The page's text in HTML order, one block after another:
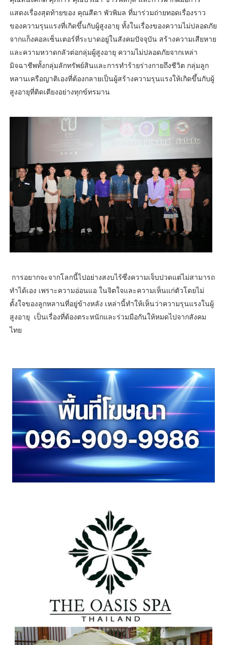
แสดงเรื่องสุดท้ายของ คุณสีดา พัวพิมล ที่มาร่วมถ่ายทอดเรื่องราว
ของความรุนแรงที่เกิดขึ้นกับผู้สูงอายุ ทั้งในเรื่องของความไม่ปลอดภัย
จากแก็งคอลเซ็นเตอร์ที่ระบาดอยู่ในสังคมปัจจุบัน สร้างความเสียหาย
และความหวาดกลัวต่อกลุ่มผู้สูงอายุ ความไม่ปลอดภัยจากเหล่า
มิจฉาชีพทั้งกลุ่มลักทรัพย์สินและการทำร้ายร่างกายถึงชีวิต กลุ่มลูก
หลานเครือญาติเองที่ต้องกลายเป็นผู้สร้างความรุนแรงให้เกิดขึ้นกับผู้
สูงอายุที่ติดเตียงอย่างทุกข์ทรมาน
การอยากจะจากโลกนี้ไปอย่างสงบไร้ซึ่งความเจ็บปวดแต่ไม่สามารถ
ทำได้เอง เพราะความอ่อนแอ ในจิตใจและความเห็นแก่ตัวโดยไม่
ตั้งใจของลูกหลานที่อยู่ข้างหลัง เหล่านี้ทำให้เห็นว่าความรุนแรงในผู้
สูงอายุ เป็นเรื่องที่ต้องตระหนักและร่วมมือกันให้หมดไปจากสังคม
ไทย